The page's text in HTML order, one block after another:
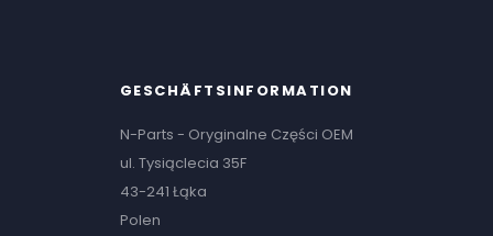
GESCHÄFTSINFORMATION
N-Parts - Oryginalne Części OEM
ul. Tysiąclecia 35F
43-241 Łąka
Polen